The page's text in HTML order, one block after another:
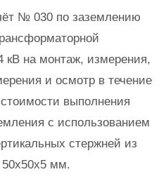
№ 030 по заземлению
кВ на монтаж, измерения,
и осмотр в течение
выполнения
с использованием
стержней из
мм.